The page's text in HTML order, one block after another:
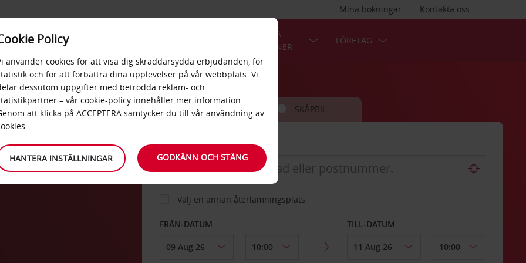
Kontakta oss
Mina bokningar
ERBJUDANDEN
POPULÄRA
DESTINATIONER
FÖRETAG
BIL SKÅPBIL
HÄMTA FRÅN
Välj en annan återlämningsplats
FRÅN-DATUM TILL-DATUM
Policy
använder cookies för att visa dig skräddarsydda erbjudanden, för
och för att förbättra dina upplevelser på vår webbplats. Vi
dessutom uppgifter med betrodda reklam- och
– vår cookie-policy innehåller mer information.
att klicka på ACCEPTERA samtycker du till vår användning av
HANTERA INSTÄLLNINGAR GODKÄNN OCH STÄNG